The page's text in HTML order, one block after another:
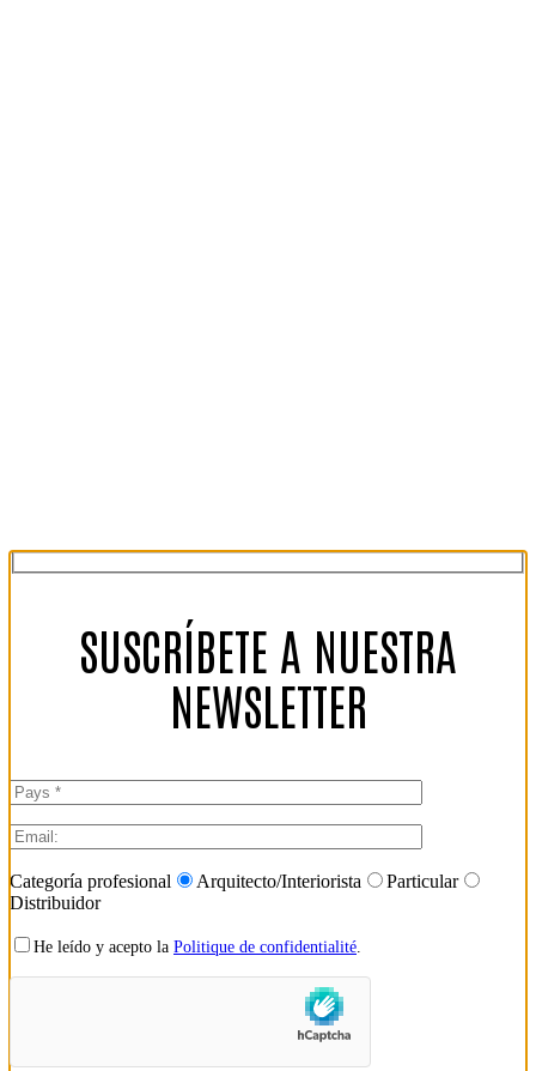
SUSCRÍBETE A NUESTRA
NEWSLETTER
Categoría profesional Arquitecto/Interiorista
Particular
Distribuidor
He leído y acepto la Politique de confidentialité.